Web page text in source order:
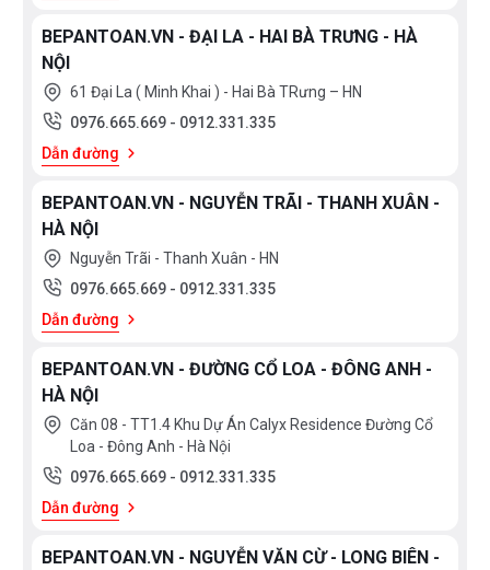
BEPANTOAN.VN - ĐẠI LA - HAI BÀ TRƯNG - HÀ
NỘI
61 Đại La ( Minh Khai ) - Hai Bà TRưng – HN
0976.665.669 - 0912.331.335
Dẫn đường
BEPANTOAN.VN - NGUYỄN TRÃI - THANH XUÂN -
HÀ NỘI
Nguyễn Trãi - Thanh Xuân - HN
0976.665.669 - 0912.331.335
Dẫn đường
BEPANTOAN.VN - ĐƯỜNG CỔ LOA - ĐÔNG ANH -
HÀ NỘI
Căn 08 - TT1.4 Khu Dự Án Calyx Residence Đường Cổ
Loa - Đông Anh - Hà Nội
0976.665.669 - 0912.331.335
Dẫn đường
BEPANTOAN.VN - NGUYỄN VĂN CỪ - LONG BIÊN -